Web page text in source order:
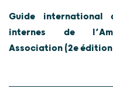
Guide international
internes de
Association (2e